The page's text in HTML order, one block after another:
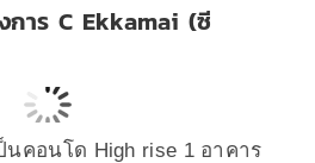
การ C Ekkamai (ซี
นคอนโด High rise 1 อาคาร